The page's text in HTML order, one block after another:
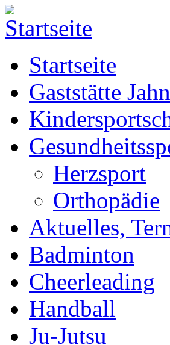
Startseite
Gaststätte
Herzsport
Orthopädie
Aktuelles,
Badminton
Cheerleading
Handball
Ju-Jutsu